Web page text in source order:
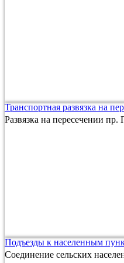
Транспортная развязка на
Развязка на пересечении
Подъезды к населенным
Соединение сельских